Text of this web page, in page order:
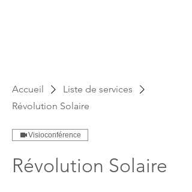
Accueil
Liste de services
Révolution Solaire
Visioconférence
Révolution Solaire